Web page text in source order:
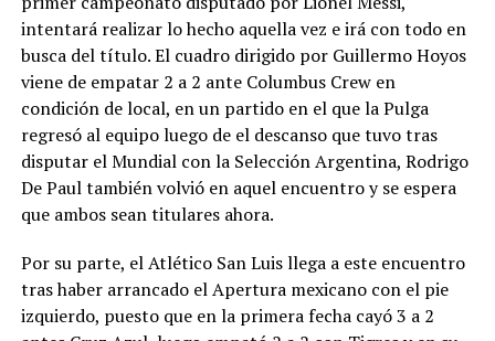
intentará realizar lo hecho aquella vez e irá con todo en
busca del título. El cuadro dirigido por Guillermo Hoyos
viene de empatar 2 a 2 ante Columbus Crew en
condición de local, en un partido en el que la Pulga
regresó al equipo luego de el descanso que tuvo tras
disputar el Mundial con la Selección Argentina, Rodrigo
De Paul también volvió en aquel encuentro y se espera
que ambos sean titulares ahora.
Por su parte, el Atlético San Luis llega a este encuentro
tras haber arrancado el Apertura mexicano con el pie
izquierdo, puesto que en la primera fecha cayó 3 a 2